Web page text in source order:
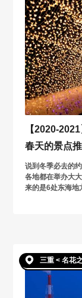
【2020-
春天的景点推
说到冬季必去的
各地都在举办大
来的是6处东海地
或是想和最近开
三重 < 名花